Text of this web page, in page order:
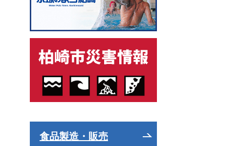
食品製造・販売